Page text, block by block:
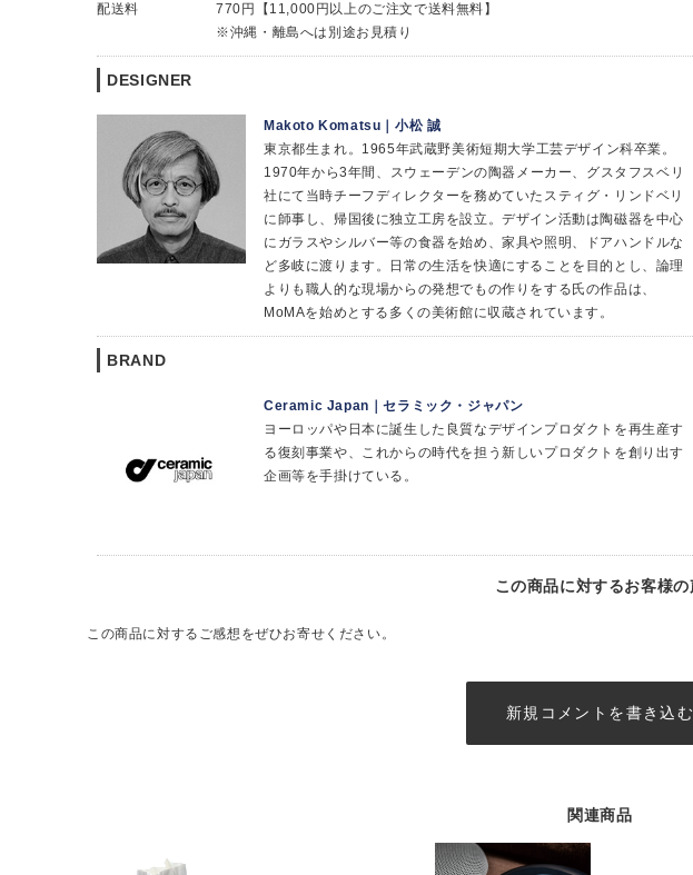
配送料
770円【11,000円以上のご注文で送料無料】
※沖縄・離島へは別途お見積り
DESIGNER
Makoto Komatsu｜小松 誠
東京都生まれ。1965年武蔵野美術短期大学工芸デザイン科卒業。
1970年から3年間、スウェーデンの陶器メーカー、グスタフスベリ
社にて当時チーフディレクターを務めていたスティグ・リンドベリ
に師事し、帰国後に独立工房を設立。デザイン活動は陶磁器を中心
にガラスやシルバー等の食器を始め、家具や照明、ドアハンドルな
ど多岐に渡ります。日常の生活を快適にすることを目的とし、論理
よりも職人的な現場からの発想でもの作りをする氏の作品は、
MoMAを始めとする多くの美術館に収蔵されています。
BRAND
Ceramic Japan｜セラミック・ジャパン
ヨーロッパや日本に誕生した良質なデザインプロダクトを再生産す
る復刻事業や、これからの時代を担う新しいプロダクトを創り出す
企画等を手掛けている。
この商品に対するお客様の
この商品に対するご感想をぜひお寄せください。
新規コメントを書き込
関連商品